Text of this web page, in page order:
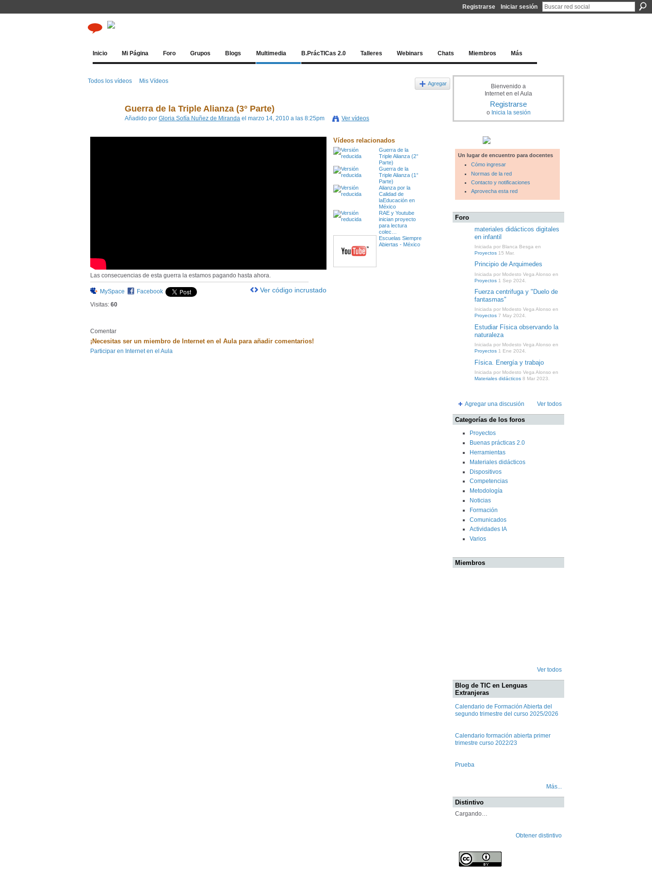
Registrarse Iniciar sesión
Inicio Mi Página Foro Grupos Blogs Multimedia B.PrácTICas 2.0 Talleres Webinars Chats Miembros Más
Todos los vídeos Mis Vídeos Agregar
Guerra de la Triple Alianza (3° Parte)
Añadido por Gloria Sofía Nuñez de Miranda el marzo 14, 2010 a las 8:25pm Ver vídeos
Las consecuencias de esta guerra la estamos pagando hasta ahora.
MySpace
Facebook
Visitas: 60
Ver código incrustado
Vídeos relacionados
Guerra de la
Triple Alianza (2°
Parte)
Guerra de la
Triple Alianza (1°
Parte)
Alianza por la
Calidad de
laEducación en
México
RAE y Youtube
inician proyecto
para lectura
colec…
Escuelas Siempre
Abiertas - México
Comentar
¡Necesitas ser un miembro de Internet en el Aula para añadir comentarios!
Participar en Internet en el Aula
Bienvenido a
Internet en el Aula
Registrarse
o Inicia la sesión
Un lugar de encuentro para docentes
Cómo ingresar
Normas de la red
Contacto y notificaciones
Aprovecha esta red
Foro
materiales didácticos digitales
en infantil
Iniciada por Blanca Besga en
Proyectos 15 Mar.
Principio de Arquimedes
Iniciada por Modesto Vega Alonso en
Proyectos 1 Sep 2024.
Fuerza centrifuga y "Duelo de
fantasmas"
Iniciada por Modesto Vega Alonso en
Proyectos 7 May 2024.
Estudiar Física observando la
naturaleza
Iniciada por Modesto Vega Alonso en
Proyectos 1 Ene 2024.
Física. Energía y trabajo
Iniciada por Modesto Vega Alonso en
Materiales didácticos 8 Mar 2023.
Agregar una discusión Ver todos
Categorías de los foros
Proyectos
Buenas prácticas 2.0
Herramientas
Materiales didácticos
Dispositivos
Competencias
Metodología
Noticias
Formación
Comunicados
Actividades IA
Varios
Miembros
Ver todos
Blog de TIC en Lenguas
Extranjeras
Calendario de Formación Abierta del
segundo trimestre del curso 2025/2026
Calendario formación abierta primer
trimestre curso 2022/23
Prueba
Más...
Distintivo
Cargando…
Obtener distintivo